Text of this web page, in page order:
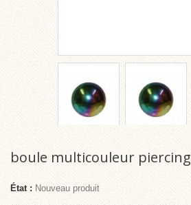
boule multicouleur piercing
État : Nouveau produit